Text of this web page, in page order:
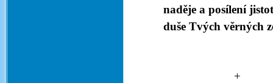
naděje a posílení
duše Tvých věrných